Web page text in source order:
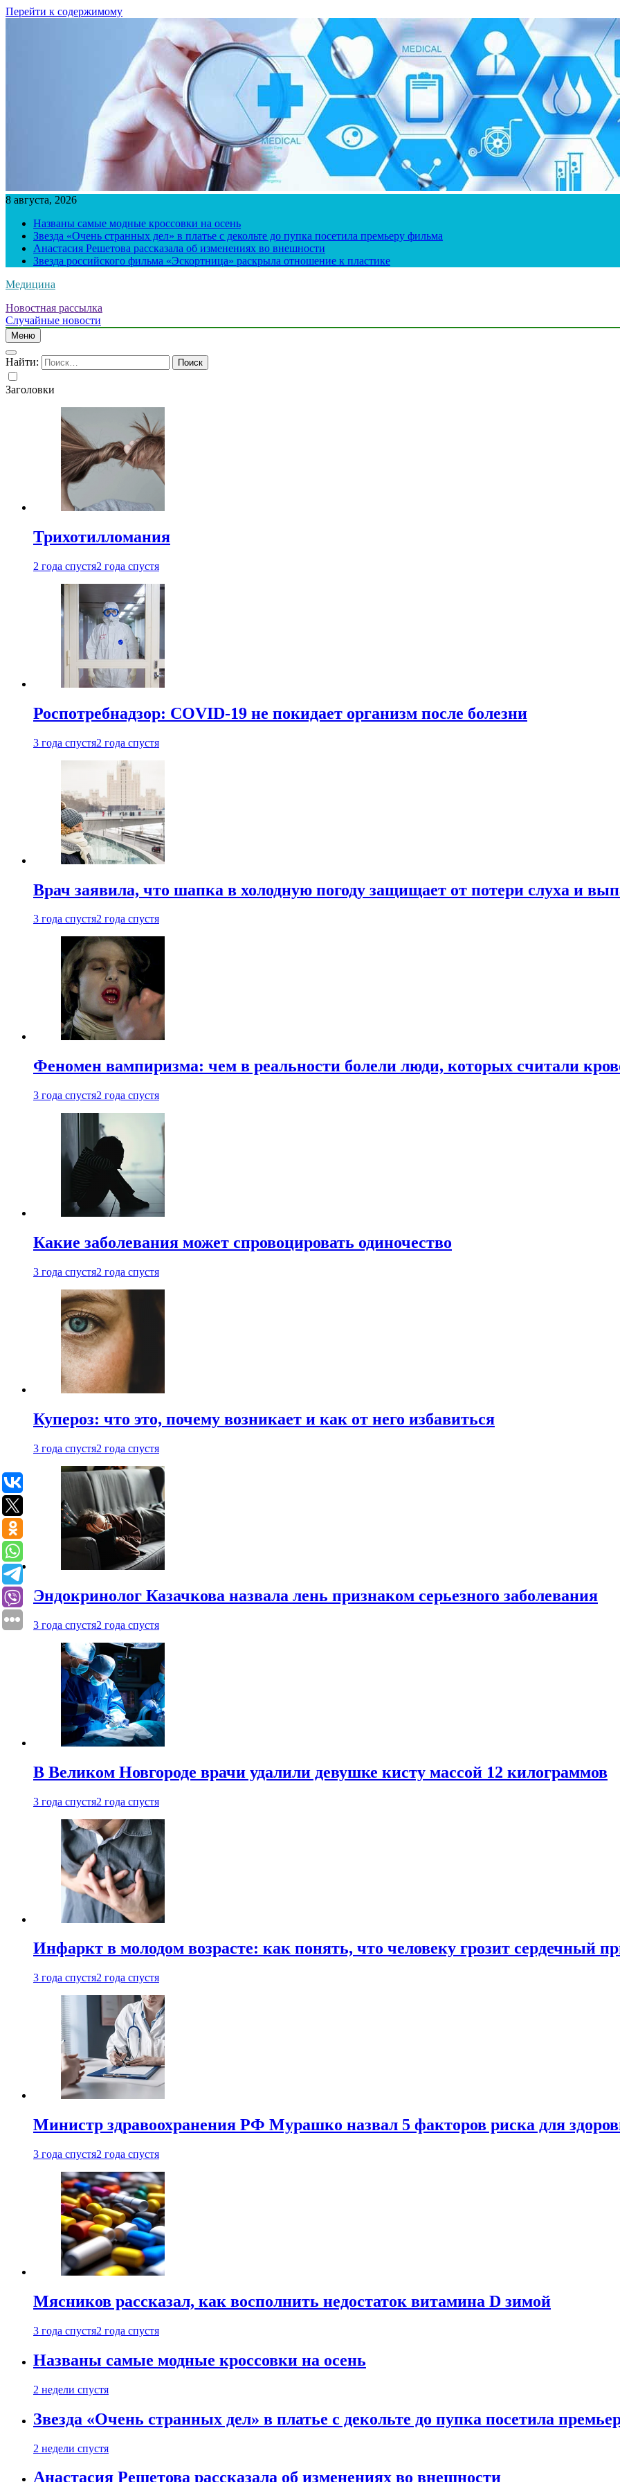
Перейти к содержимому
8 августа, 2026
Названы самые модные кроссовки на осень
Звезда «Очень странных дел» в платье с декольте до пупка посетила премьеру фильма
Анастасия Решетова рассказала об изменениях во внешности
Звезда российского фильма «Эскортница» раскрыла отношение к пластике
Медицина
Новостная рассылка
Случайные новости
Меню
Найти:
Заголовки
Трихотилломания
2 года спустя2 года спустя
Роспотребнадзор: COVID-19 не покидает организм после болезни
3 года спустя2 года спустя
Врач заявила, что шапка в холодную погоду защищает от потери слуха и
3 года спустя2 года спустя
Феномен вампиризма: чем в реальности болели люди, которых считали
3 года спустя2 года спустя
Какие заболевания может спровоцировать одиночество
3 года спустя2 года спустя
Купероз: что это, почему возникает и как от него избавиться
3 года спустя2 года спустя
Эндокринолог Казачкова назвала лень признаком серьезного заболевания
3 года спустя2 года спустя
В Великом Новгороде врачи удалили девушке кисту массой 12 килограммов
3 года спустя2 года спустя
Инфаркт в молодом возрасте: как понять, что человеку грозит сердечный
3 года спустя2 года спустя
Министр здравоохранения РФ Мурашко назвал 5 факторов риска для
3 года спустя2 года спустя
Мясников рассказал, как восполнить недостаток витамина D зимой
3 года спустя2 года спустя
Названы самые модные кроссовки на осень
2 недели спустя
Звезда «Очень странных дел» в платье с декольте до пупка посетила
2 недели спустя
Анастасия Решетова рассказала об изменениях во внешности